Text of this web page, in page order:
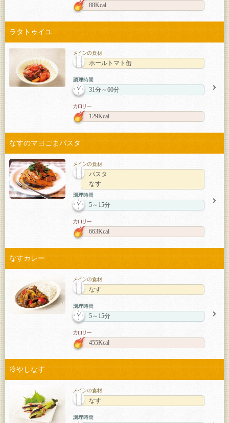
88Kcal
ラタトゥイユ
ホールトマト缶
31分～60分
129Kcal
なすのマヨごまパスタ
パスタ
なす
5～15分
663Kcal
なすカレー
なす
5～15分
455Kcal
冷やしなす
なす